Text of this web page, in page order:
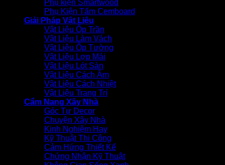
Phụ kiện Smartwood
Phụ Kiện Tấm Cemboard
Giải Pháp Vật Liệu
Vật Liệu Ốp Trần
Vật Liệu Làm Vách
Vật Liệu Ốp Tường
Vật Liệu Lợp Mái
Vật Liệu Lót Sàn
Vật Liệu Cách Âm
Vật Liệu Cách Nhiệt
Vật Liệu Trang Trí
Cẩm Nang Xây Nhà
Góc Tự Decor
Chuyện Xây Nhà
Kinh Nghiệm Hay
Kỹ Thuật Thi Công
Cảm Hứng Thiết Kế
Chứng Nhận Kỹ Thuật